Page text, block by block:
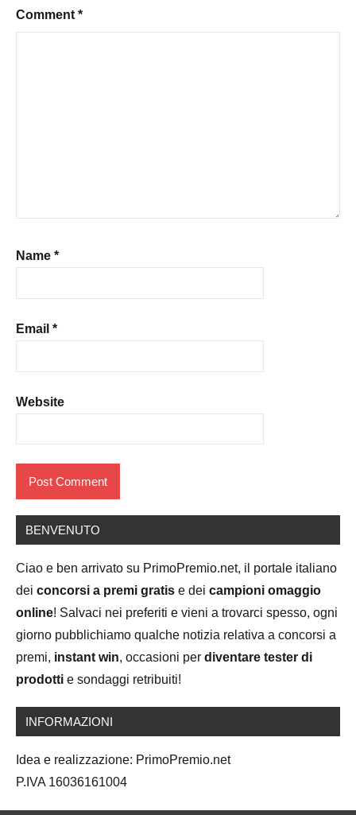
Comment *
Name *
Email *
Website
BENVENUTO
Ciao e ben arrivato su PrimoPremio.net, il portale italiano
dei concorsi a premi gratis e dei campioni omaggio
online! Salvaci nei preferiti e vieni a trovarci spesso, ogni
giorno pubblichiamo qualche notizia relativa a concorsi a
premi, instant win, occasioni per diventare tester di
prodotti e sondaggi retribuiti!
INFORMAZIONI
Idea e realizzazione: PrimoPremio.net
P.IVA 16036161004